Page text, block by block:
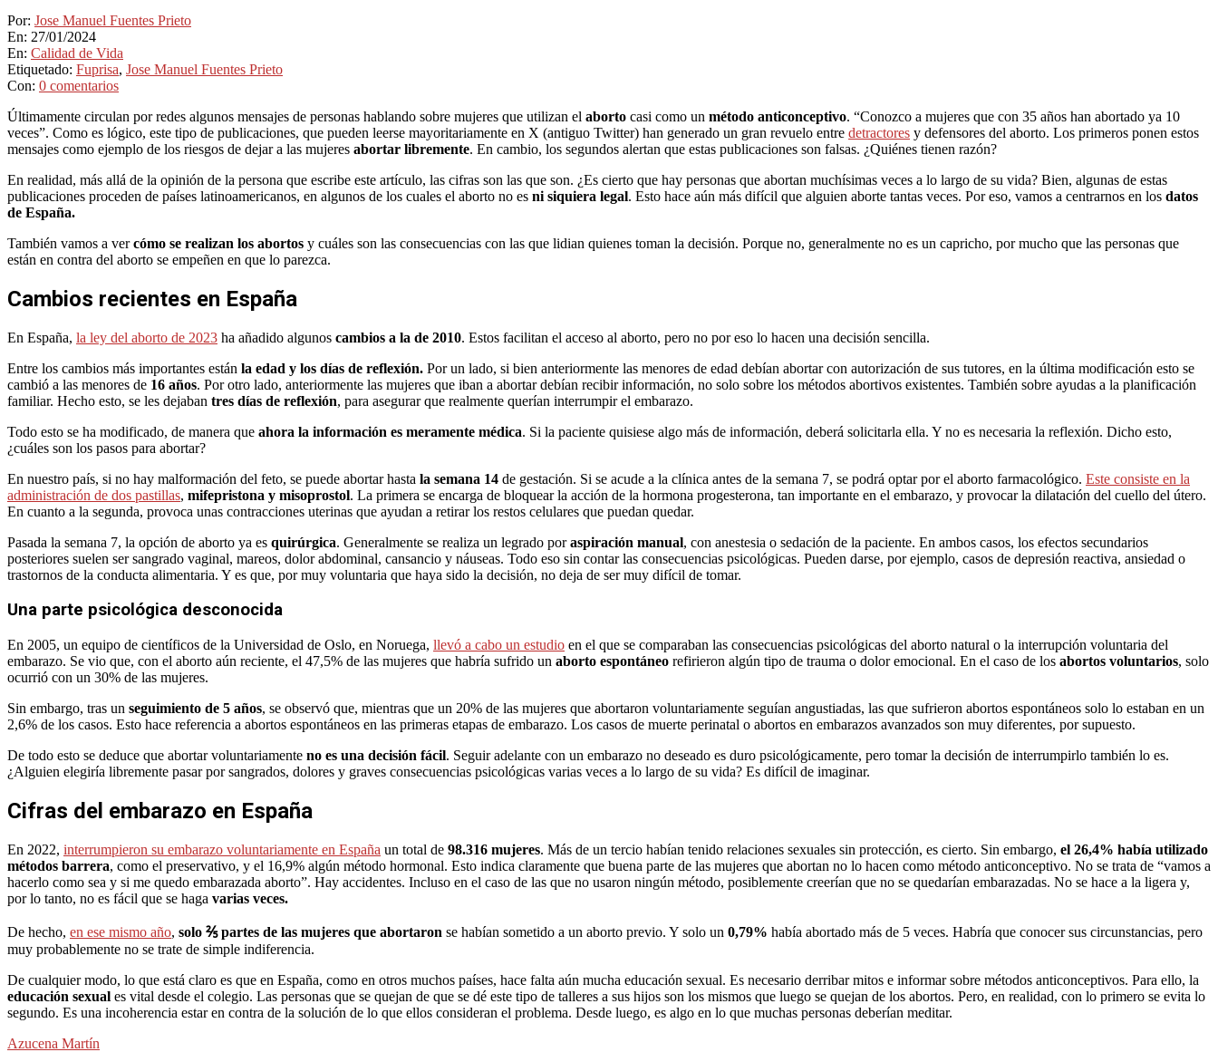
Por: Jose Manuel Fuentes Prieto
En: 27/01/2024
En: Calidad de Vida
Etiquetado: Fuprisa, Jose Manuel Fuentes Prieto
Con: 0 comentarios
Últimamente circulan por redes algunos mensajes de personas hablando sobre mujeres que utilizan el aborto casi como un método anticonceptivo. “Conozco a mujeres que con 35 años han abortado ya 10
veces”. Como es lógico, este tipo de publicaciones, que pueden leerse mayoritariamente en X (antiguo Twitter) han generado un gran revuelo entre detractores y defensores del aborto. Los primeros ponen estos
mensajes como ejemplo de los riesgos de dejar a las mujeres abortar libremente. En cambio, los segundos alertan que estas publicaciones son falsas. ¿Quiénes tienen razón?
En realidad, más allá de la opinión de la persona que escribe este artículo, las cifras son las que son. ¿Es cierto que hay personas que abortan muchísimas veces a lo largo de su vida? Bien, algunas de estas
publicaciones proceden de países latinoamericanos, en algunos de los cuales el aborto no es ni siquiera legal. Esto hace aún más difícil que alguien aborte tantas veces. Por eso, vamos a centrarnos en los datos
de España.
También vamos a vercómo se realizan los abortos y cuáles son las consecuencias con las que lidian quienes toman la decisión. Porque no, generalmente no es un capricho, por mucho que las personas que
están en contra del aborto se empeñen en que lo parezca.
Cambios recientes en España
En España, la ley del aborto de 2023 ha añadido algunos cambios a la de 2010. Estos facilitan el acceso al aborto, pero no por eso lo hacen una decisión sencilla.
Entre los cambios más importantes están la edad y los días de reflexión. Por un lado, si bien anteriormente las menores de edad debían abortar con autorización de sus tutores, en la última modificación esto se
cambió a las menores de 16 años. Por otro lado, anteriormente las mujeres que iban a abortar debían recibir información, no solo sobre los métodos abortivos existentes. También sobre ayudas a la planificación
familiar. Hecho esto, se les dejaban tres días de reflexión, para asegurar que realmente querían interrumpir el embarazo.
Todo esto se ha modificado, de manera que ahora la información es meramente médica. Si la paciente quisiese algo más de información, deberá solicitarla ella. Y no es necesaria la reflexión. Dicho esto,
¿cuáles son los pasos para abortar?
En nuestro país, si no hay malformación del feto, se puede abortar hasta la semana 14 de gestación. Si se acude a la clínica antes de la semana 7, se podrá optar por el aborto farmacológico. Este consiste en la
administración de dos pastillas, mifepristona y misoprostol. La primera se encarga de bloquear la acción de la hormona progesterona, tan importante en el embarazo, y provocar la dilatación del cuello del útero.
En cuanto a la segunda, provoca unas contracciones uterinas que ayudan a retirar los restos celulares que puedan quedar.
Pasada la semana 7, la opción de aborto ya es quirúrgica. Generalmente se realiza un legrado poraspiración manual, con anestesia o sedación de la paciente. En ambos casos, los efectos secundarios
posteriores suelen ser sangrado vaginal, mareos, dolor abdominal, cansancio y náuseas. Todo eso sin contar las consecuencias psicológicas. Pueden darse, por ejemplo, casos de depresión reactiva, ansiedad o
trastornos de la conducta alimentaria. Y es que, por muy voluntaria que haya sido la decisión, no deja de ser muy difícil de tomar.
Una parte psicológica desconocida
En 2005, un equipo de científicos de la Universidad de Oslo, en Noruega, llevó a cabo un estudio en el que se comparaban las consecuencias psicológicas del aborto natural o la interrupción voluntaria del
embarazo. Se vio que, con el aborto aún reciente, el 47,5% de las mujeres que habría sufrido un aborto espontáneo refirieron algún tipo de trauma o dolor emocional. En el caso de los abortos voluntarios, solo
ocurrió con un 30% de las mujeres.
Sin embargo, tras un seguimiento de 5 años, se observó que, mientras que un 20% de las mujeres que abortaron voluntariamente seguían angustiadas, las que sufrieron abortos espontáneos solo lo estaban en un
2,6% de los casos. Esto hace referencia a abortos espontáneos en las primeras etapas de embarazo. Los casos de muerte perinatal o abortos en embarazos avanzados son muy diferentes, por supuesto.
De todo esto se deduce que abortar voluntariamente no es una decisión fácil. Seguir adelante con un embarazo no deseado es duro psicológicamente, pero tomar la decisión de interrumpirlo también lo es.
¿Alguien elegiría libremente pasar por sangrados, dolores y graves consecuencias psicológicas varias veces a lo largo de su vida? Es difícil de imaginar.
Cifras del embarazo en España
En 2022, interrumpieron su embarazo voluntariamente en España un total de 98.316 mujeres. Más de un tercio habían tenido relaciones sexuales sin protección, es cierto. Sin embargo, el 26,4% había utilizado
métodos barrera, como el preservativo, y el 16,9% algún método hormonal. Esto indica claramente que buena parte de las mujeres que abortan no lo hacen como método anticonceptivo. No se trata de “vamos a
hacerlo como sea y si me quedo embarazada aborto”. Hay accidentes. Incluso en el caso de las que no usaron ningún método, posiblemente creerían que no se quedarían embarazadas. No se hace a la ligera y,
por lo tanto, no es fácil que se haga varias veces.
De hecho, en ese mismo año, solo ⅖ partes de las mujeres que abortaron se habían sometido a un aborto previo. Y solo un 0,79% había abortado más de 5 veces. Habría que conocer sus circunstancias, pero
muy probablemente no se trate de simple indiferencia.
De cualquier modo, lo que está claro es que en España, como en otros muchos países, hace falta aún mucha educación sexual. Es necesario derribar mitos e informar sobre métodos anticonceptivos. Para ello, la
educación sexual es vital desde el colegio. Las personas que se quejan de que se dé este tipo de talleres a sus hijos son los mismos que luego se quejan de los abortos. Pero, en realidad, con lo primero se evita lo
segundo. Es una incoherencia estar en contra de la solución de lo que ellos consideran el problema. Desde luego, es algo en lo que muchas personas deberían meditar.
Azucena Martín